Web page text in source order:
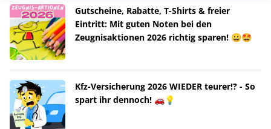
Gutscheine, Rabatte, T-Shirts & freier
Eintritt: Mit guten Noten bei den
Zeugnisaktionen 2026 richtig sparen! 😀🤩
Kfz-Versicherung 2026 WIEDER teurer!? - So
spart ihr dennoch! 🚗💡